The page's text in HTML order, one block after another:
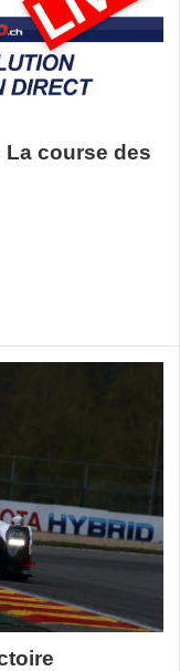
La course des